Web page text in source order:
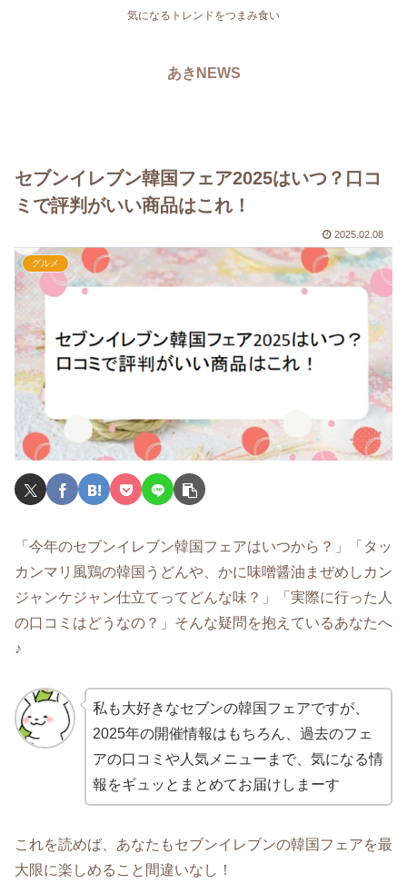
気になるトレンドをつまみ食い
あきNEWS
セブンイレブン韓国フェア2025はいつ？口コ
ミで評判がいい商品はこれ！
2025.02.08
グルメ
「今年のセブンイレブン韓国フェアはいつから？」「タッ
カンマリ風鶏の韓国うどんや、かに味噌醤油まぜめしカン
ジャンケジャン仕立てってどんな味？」「実際に行った人
の口コミはどうなの？」そんな疑問を抱えているあなたへ
♪
私も大好きなセブンの韓国フェアですが、
2025年の開催情報はもちろん、過去のフェ
アの口コミや人気メニューまで、気になる情
報をギュッとまとめてお届けしまーす
これを読めば、あなたもセブンイレブンの韓国フェアを最
大限に楽しめること間違いなし！